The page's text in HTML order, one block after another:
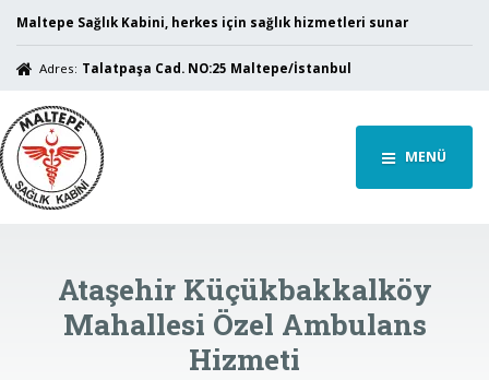
Maltepe Sağlık Kabini, herkes için sağlık hizmetleri sunar
Adres: Talatpaşa Cad. NO:25 Maltepe/İstanbul
MENÜ
Ataşehir Küçükbakkalköy
Mahallesi Özel Ambulans
Hizmeti